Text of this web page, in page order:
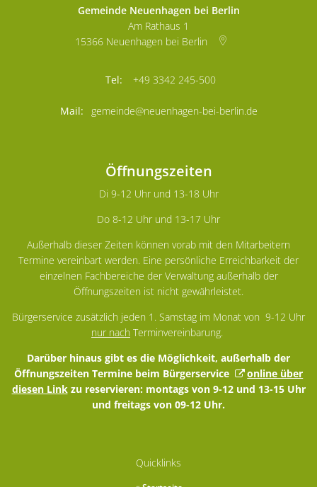
Gemeinde Neuenhagen bei Berlin
Am Rathaus 1
15366 Neuenhagen bei Berlin
+49 3342 245-500
gemeinde@neuenhagen-bei-berlin.de
Öffnungszeiten
Di 9-12 Uhr und 13-18 Uhr
Do 8-12 Uhr und 13-17 Uhr
Außerhalb dieser Zeiten können vorab mit den Mitarbeitern
Termine vereinbart werden. Eine persönliche Erreichbarkeit der
einzelnen Fachbereiche der Verwaltung außerhalb der
Öffnungszeiten ist nicht gewährleistet.
Bürgerservice zusätzlich jeden 1. Samstag im Monat von 9-12 Uhr
nur nach Terminvereinbarung.
Darüber hinaus gibt es die Möglichkeit, außerhalb der
Öffnungszeiten Termine beim Bürgerservice
online über
diesen Linkzu reservieren: montags von 9-12 und 13-15 Uhr
und freitags von 09-12 Uhr.
Quicklinks